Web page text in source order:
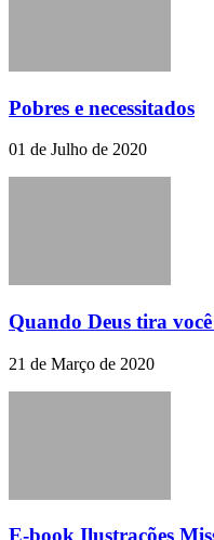
Pobres e necessitados
01 de Julho de 2020
Quando Deus tira
21 de Março de 2020